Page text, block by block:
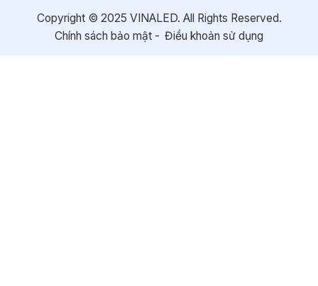
Copyright © 2025 VINALED. All Rights Reserved.
Chính sách bảo mật
Điều khoản sử dụng